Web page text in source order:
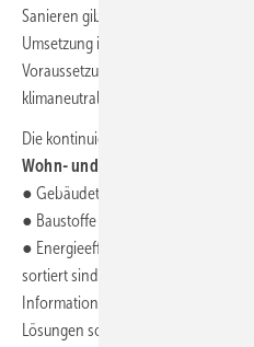
Sanieren gibt. Dies schafft
Umsetzung in der Breite. Das neue
Voraussetzungen.“ Das
klimaneutral
Die kontinuierlich wachsende
Wohn- und- Nichtwohngebäude,
● Gebäudetechnik,
● Baustoffe oder
● Energieeffizienz
sortiert sind. Interessierte erhalten
Informationen u.a. zu verwendetem
Lösungen sowie dem Beitrag zur